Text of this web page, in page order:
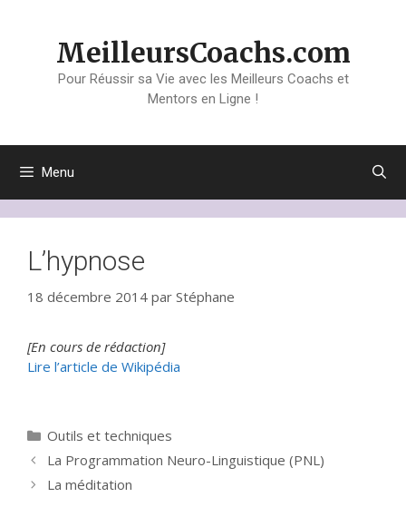
MeilleursCoachs.com
Pour Réussir sa Vie avec les Meilleurs Coachs et
Mentors en Ligne !
Menu
L’hypnose
18 décembre 2014 par Stéphane
[En cours de rédaction]
Lire l’article de Wikipédia
Catégories
Outils et techniques
La Programmation Neuro-Linguistique (PNL)
La méditation